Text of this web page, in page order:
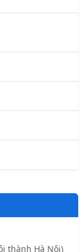
thành Hà Nội)